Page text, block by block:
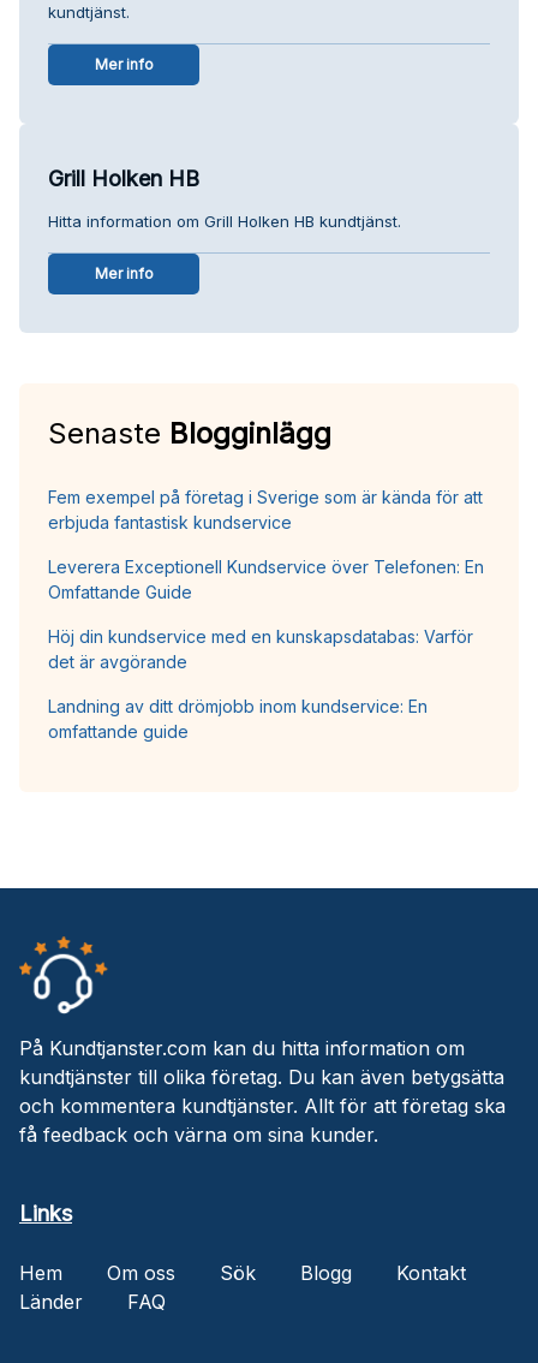
kundtjänst.
Mer info
Grill Holken HB
Hitta information om Grill Holken HB kundtjänst.
Mer info
Senaste Blogginlägg
Fem exempel på företag i Sverige som är kända för att
erbjuda fantastisk kundservice
Leverera Exceptionell Kundservice över Telefonen: En
Omfattande Guide
Höj din kundservice med en kunskapsdatabas: Varför
det är avgörande
Landning av ditt drömjobb inom kundservice: En
omfattande guide
På Kundtjanster.com kan du hitta information om
kundtjänster till olika företag. Du kan även betygsätta
och kommentera kundtjänster. Allt för att företag ska
få feedback och värna om sina kunder.
Links
Hem Om oss Sök Blogg
Kontakt
Länder
FAQ